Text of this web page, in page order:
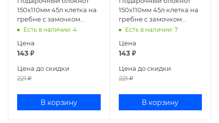
150х110мм 45л клетка на
гребне с замочком
Путешествие AL12277
Есть в наличии: 4
Цена
143 ₽
Цена до скидки
221₽
В корзину
150х110мм 45л клетка на
гребне с замочком
Путешествие AL12276
Есть в наличии: 7
Цена
143₽
Цена до скидки
221₽
В корзину